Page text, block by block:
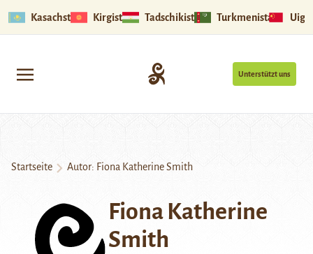
Kasachstan Kirgistan Tadschikistan Turkmenistan
Unterstützt uns
Startseite Autor: Fiona Katherine Smith
Fiona Katherine
Smith